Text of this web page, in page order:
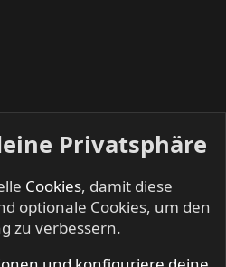
Privatsphäre
Cookies, damit diese
optionale Cookies, um den
zu verbessern.